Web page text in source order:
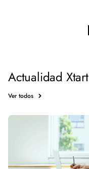
Actualidad Xtart
Ver todos